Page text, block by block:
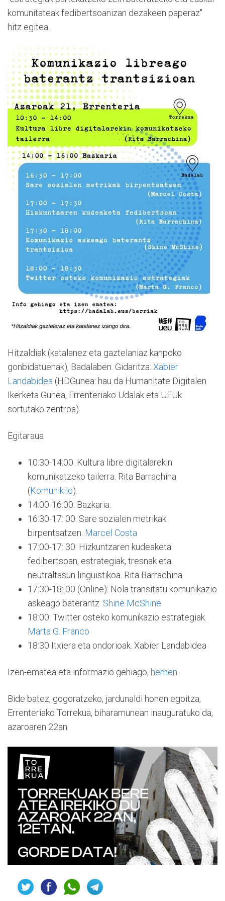
komunitateak fedibertsoanizan dezakeen paperaz"
hitz egitea.
Hitzaldiak (katalanez eta gaztelaniaz kanpoko
gonbidatuenak), Badalaben. Gidaritza: Xabier
Landabidea (HDGunea: hau da Humanitate Digitalen
Ikerketa Gunea, Errenteriako Udalak eta UEUk
sortutako zentroa)
Egitaraua
10:30-14:00. Kultura libre digitalarekin
komunikatzeko tailerra. Rita Barrachina
(Komunikilo).
14:00-16:00: Bazkaria.
16:30-17: 00: Sare sozialen metrikak
birpentsatzen. Marcel Costa
17:00-17: 30: Hizkuntzaren kudeaketa
fedibertsoan, estrategiak, tresnak eta
neutraltasun linguistikoa. Rita Barrachina
17:30-18: 00 (Online): Nola transitatu komunikazio
askeago baterantz. Shine McShine
18:00: Twitter osteko komunikazio estrategiak.
Marta G. Franco
18:30 Itxiera eta ondorioak. Xabier Landabidea
Izen-ematea eta informazio gehiago, hemen
Bide batez, gogoratzeko, jardunaldi honen egoitza,
Errenteriako Torrekua, biharamunean inauguratuko da,
azaroaren 22an.